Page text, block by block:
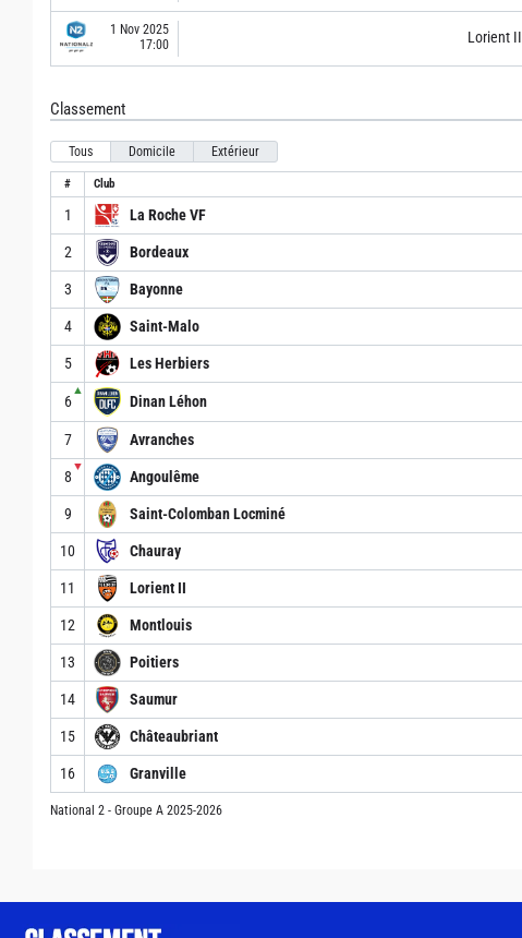
1 Nov 2025
17:00
Lorient II
Classement
Tous Domicile Extérieur
# Club
1 La Roche VF
2 Bordeaux
3 Bayonne
4 Saint-Malo
5 Les Herbiers
6
▲
Dinan Léhon
7 Avranches
8
▼
Angoulême
9 Saint-Colomban Locminé
10 Chauray
11 Lorient II
12 Montlouis
13 Poitiers
14 Saumur
15 Châteaubriant
16 Granville
National 2 - Groupe A 2025-2026